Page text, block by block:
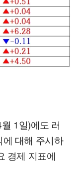
1일)에도 러
대해 주시하
경제 지표에